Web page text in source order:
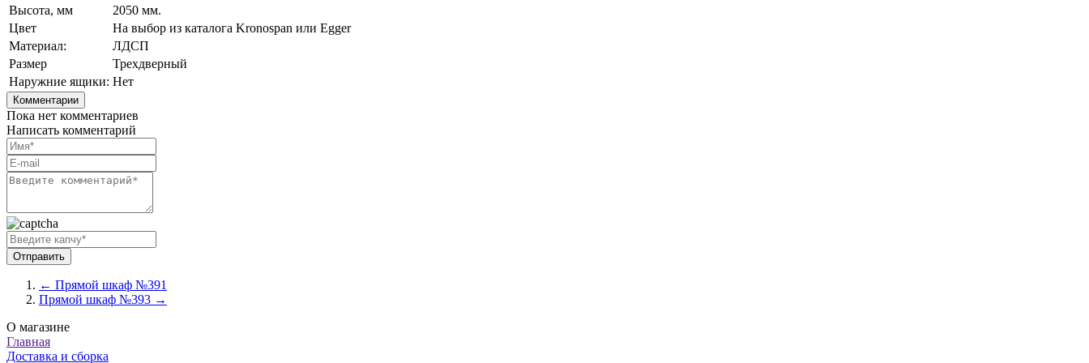
Высота, мм
2050 мм.
Цвет
На выбор из каталога Kronospan или Egger
Материал:
ЛДСП
Размер
Трехдверный
Наружние ящики: Нет
Комментарии
Пока нет комментариев
Написать комментарий
← Прямой шкаф №391
Прямой шкаф №393 →
О магазине
Главная
Доставка и сборка